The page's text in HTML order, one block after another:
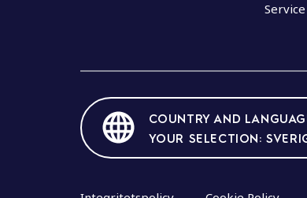
Service
COUNTRY AND
YOUR SELECTION: